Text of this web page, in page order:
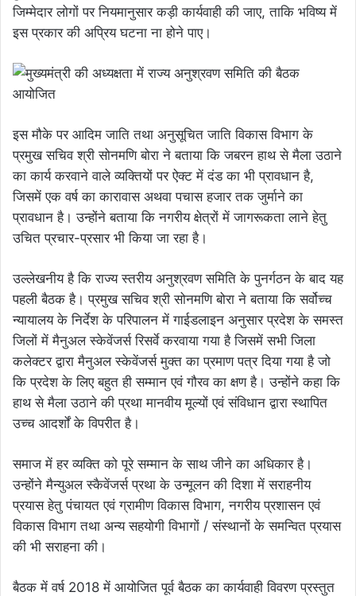
जिम्मेदार लोगों पर नियमानुसार कड़ी कार्यवाही की जाए, ताकि भविष्य में
इस प्रकार की अप्रिय घटना ना होने पाए।
इस मौके पर आदिम जाति तथा अनुसूचित जाति विकास विभाग के
प्रमुख सचिव श्री सोनमणि बोरा ने बताया कि जबरन हाथ से मैला उठाने
का कार्य करवाने वाले व्यक्तियों पर ऐक्ट में दंड का भी प्रावधान है,
जिसमें एक वर्ष का कारावास अथवा पचास हजार तक जुर्माने का
प्रावधान है। उन्होंने बताया कि नगरीय क्षेत्रों में जागरूकता लाने हेतु
उचित प्रचार-प्रसार भी किया जा रहा है।
उल्लेखनीय है कि राज्य स्तरीय अनुश्रवण समिति के पुनर्गठन के बाद यह
पहली बैठक है। प्रमुख सचिव श्री सोनमणि बोरा ने बताया कि सर्वोच्च
न्यायालय के निर्देश के परिपालन में गाईडलाइन अनुसार प्रदेश के समस्त
जिलों में मैनुअल स्केवेंजर्स रिसर्वे करवाया गया है जिसमें सभी जिला
कलेक्टर द्वारा मैनुअल स्केवेंजर्स मुक्त का प्रमाण पत्र दिया गया है जो
कि प्रदेश के लिए बहुत ही सम्मान एवं गौरव का क्षण है। उन्होंने कहा कि
हाथ से मैला उठाने की प्रथा मानवीय मूल्यों एवं संविधान द्वारा स्थापित
उच्च आदर्शों के विपरीत है।
समाज में हर व्यक्ति को पूरे सम्मान के साथ जीने का अधिकार है।
उन्होंने मैन्युअल स्कैवेंजर्स प्रथा के उन्मूलन की दिशा में सराहनीय
प्रयास हेतु पंचायत एवं ग्रामीण विकास विभाग, नगरीय प्रशासन एवं
विकास विभाग तथा अन्य सहयोगी विभागों / संस्थानों के समन्वित प्रयास
की भी सराहना की।
बैठक में वर्ष 2018 में आयोजित पूर्व बैठक का कार्यवाही विवरण प्रस्तुत